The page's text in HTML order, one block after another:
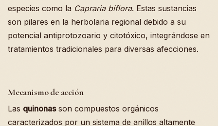
especies como la Capraria biflora. Estas sustancias
son pilares en la herbolaria regional debido a su
potencial antiprotozoario y citotóxico, integrándose en
tratamientos tradicionales para diversas afecciones.
Mecanismo de acción
Las quinonasson compuestos orgánicos
caracterizados por un sistema de anillos altamente